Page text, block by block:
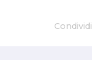
Condividi